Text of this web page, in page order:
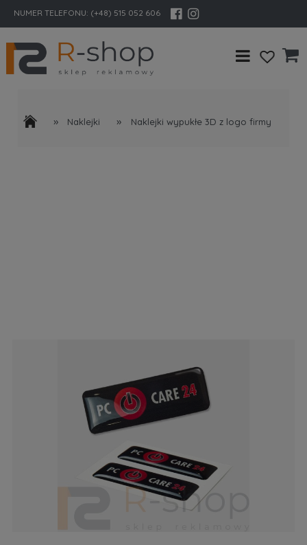
NUMER TELEFONU: (+48) 515 052 606
» Naklejki » Naklejki wypukłe 3D z logo firmy